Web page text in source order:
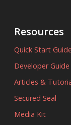
Resources
Quick Start Guide
Developer Guide
Articles &
Secured Seal
Media Kit